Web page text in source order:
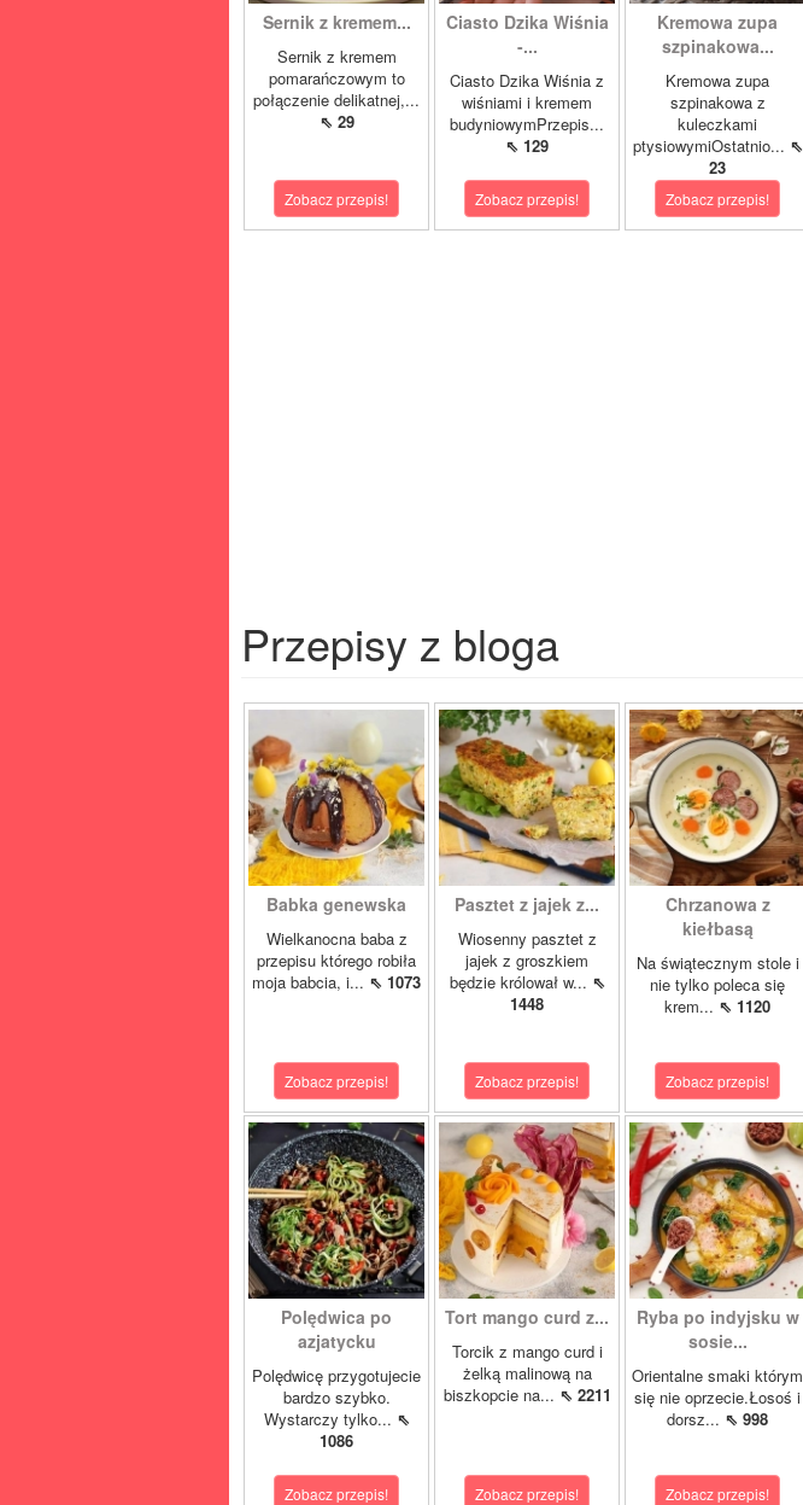
Sernik z kremem...
Sernik z kremem
pomarańczowym to
połączenie delikatnej,...
⇖ 29
Zobacz przepis!
Ciasto Dzika Wiśnia
-...
Ciasto Dzika Wiśnia z
wiśniami i kremem
budyniowymPrzepis...
⇖ 129
Zobacz przepis!
Kremowa zupa
szpinakowa...
Kremowa zupa
szpinakowa z
kuleczkami
ptysiowymiOstatnio... ⇖
23
Zobacz przepis!
Przepisy z bloga
Babka genewska
Wielkanocna baba z
przepisu którego robiła
moja babcia, i... ⇖ 1073
Zobacz przepis!
Pasztet z jajek z...
Wiosenny pasztet z
jajek z groszkiem
będzie królował w... ⇖
1448
Zobacz przepis!
Chrzanowa z
kiełbasą
Na świątecznym stole i
nie tylko poleca się
krem... ⇖ 1120
Zobacz przepis!
Polędwica po
azjatycku
Polędwicę przygotujecie
bardzo szybko.
Wystarczy tylko... ⇖
1086
Zobacz przepis!
Tort mango curd z...
Torcik z mango curd i
żelką malinową na
biszkopcie na... ⇖ 2211
Zobacz przepis!
Ryba po indyjsku w
sosie...
Orientalne smaki którym
się nie oprzecie.Łosoś i
dorsz... ⇖ 998
Zobacz przepis!